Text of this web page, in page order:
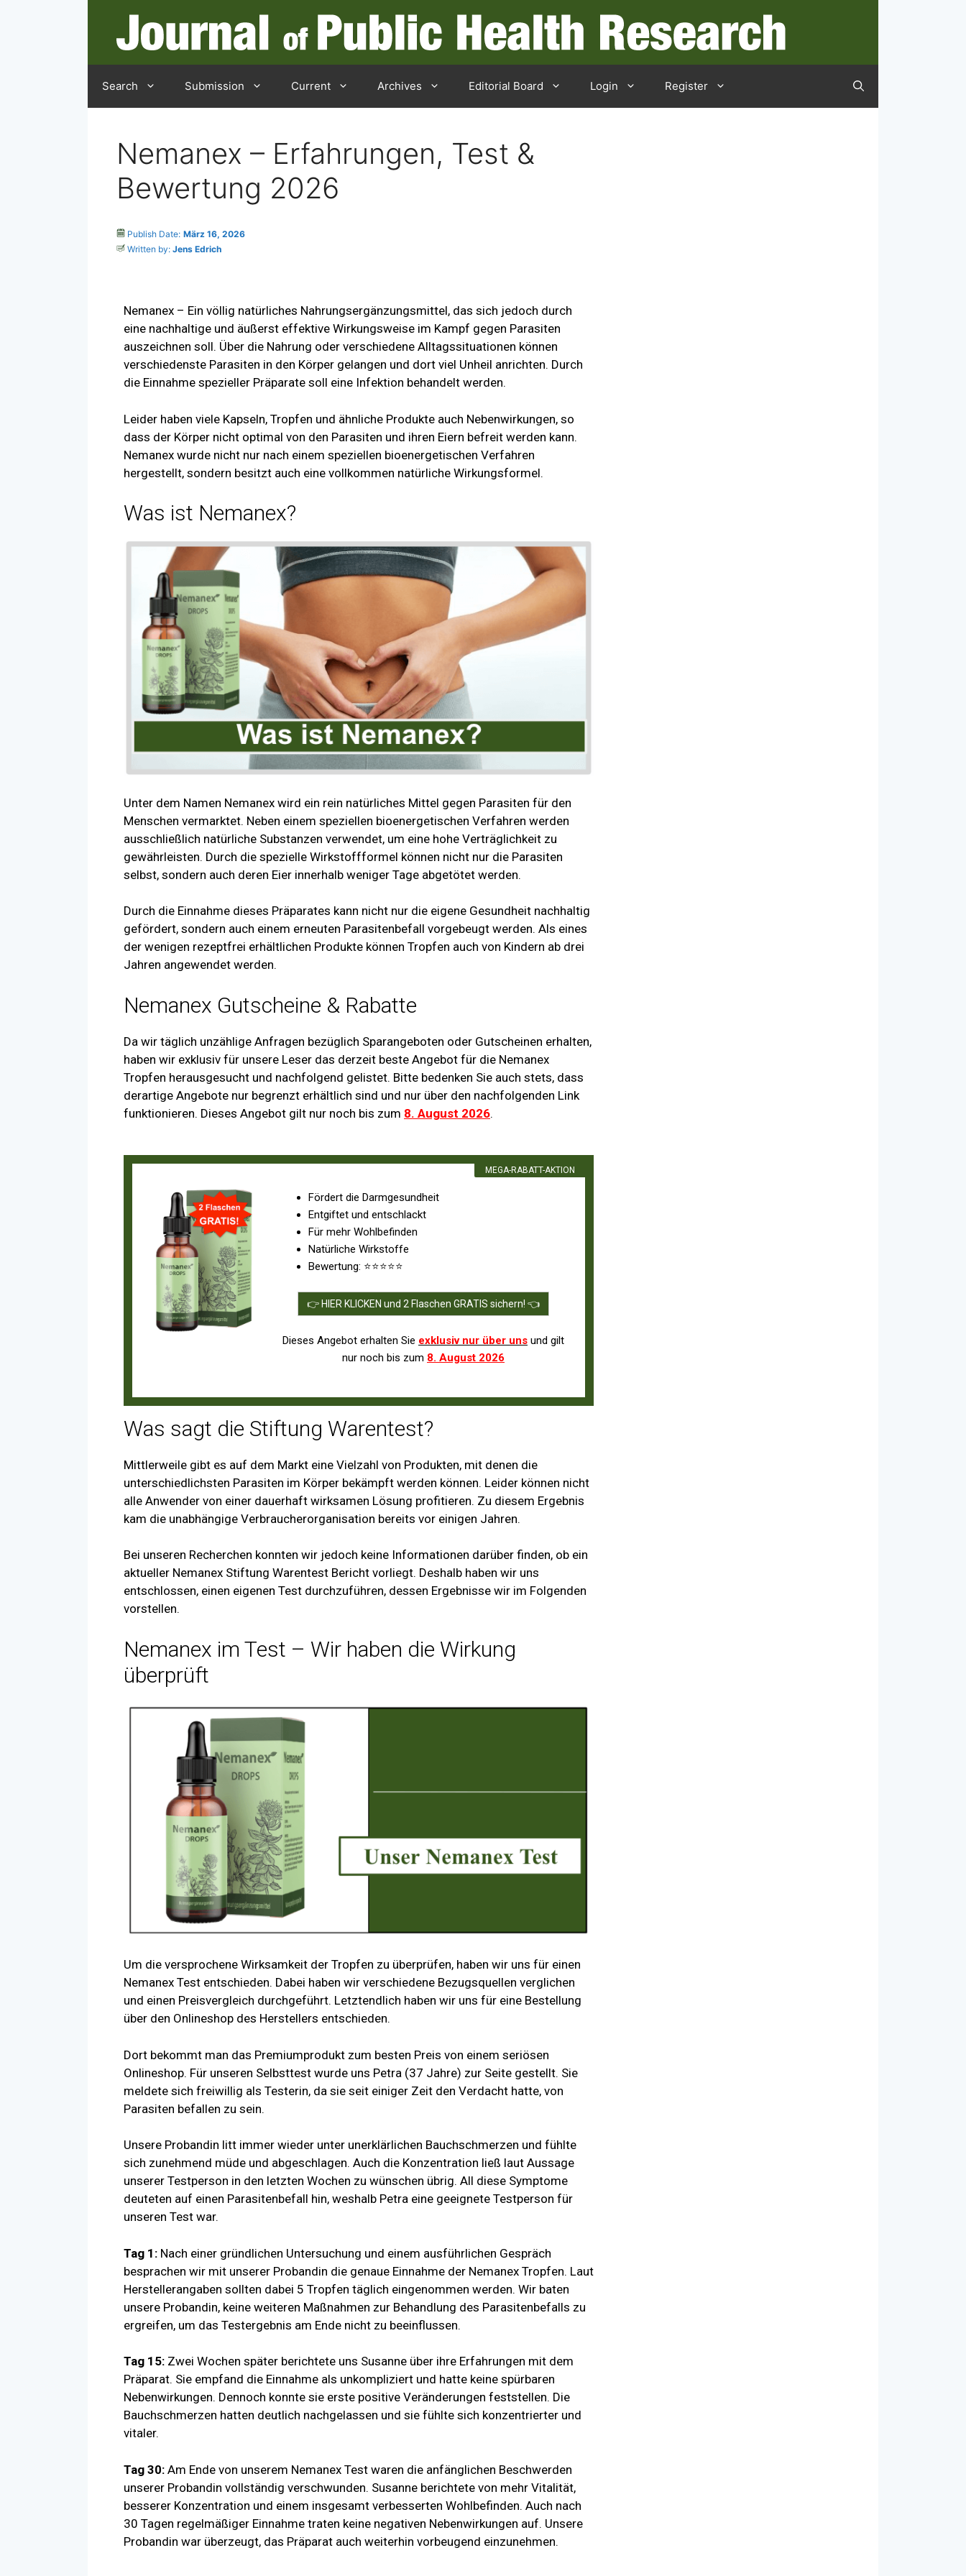
Search Submission Current Archives Editorial Board Login Register
Nemanex – Erfahrungen, Test &
Bewertung 2026
Publish Date: März 16, 2026
Written by: Jens Edrich
Nemanex – Ein völlig natürliches Nahrungsergänzungsmittel, das sich jedoch durch
eine nachhaltige und äußerst effektive Wirkungsweise im Kampf gegen Parasiten
auszeichnen soll. Über die Nahrung oder verschiedene Alltagssituationen können
verschiedenste Parasiten in den Körper gelangen und dort viel Unheil anrichten. Durch
die Einnahme spezieller Präparate soll eine Infektion behandelt werden.
Leider haben viele Kapseln, Tropfen und ähnliche Produkte auch Nebenwirkungen, so
dass der Körper nicht optimal von den Parasiten und ihren Eiern befreit werden kann.
Nemanex wurde nicht nur nach einem speziellen bioenergetischen Verfahren
hergestellt, sondern besitzt auch eine vollkommen natürliche Wirkungsformel.
Was ist Nemanex?
Unter dem Namen Nemanex wird ein rein natürliches Mittel gegen Parasiten für den
Menschen vermarktet. Neben einem speziellen bioenergetischen Verfahren werden
ausschließlich natürliche Substanzen verwendet, um eine hohe Verträglichkeit zu
gewährleisten. Durch die spezielle Wirkstoffformel können nicht nur die Parasiten
selbst, sondern auch deren Eier innerhalb weniger Tage abgetötet werden.
Durch die Einnahme dieses Präparates kann nicht nur die eigene Gesundheit nachhaltig
gefördert, sondern auch einem erneuten Parasitenbefall vorgebeugt werden. Als eines
der wenigen rezeptfrei erhältlichen Produkte können Tropfen auch von Kindern ab drei
Jahren angewendet werden.
Nemanex Gutscheine & Rabatte
Da wir täglich unzählige Anfragen bezüglich Sparangeboten oder Gutscheinen erhalten,
haben wir exklusiv für unsere Leser das derzeit beste Angebot für die Nemanex
Tropfen herausgesucht und nachfolgend gelistet. Bitte bedenken Sie auch stets, dass
derartige Angebote nur begrenzt erhältlich sind und nur über den nachfolgenden Link
funktionieren. Dieses Angebot gilt nur noch bis zum 8. August 2026.
MEGA-RABATT-AKTION
Fördert die Darmgesundheit
Entgiftet und entschlackt
Für mehr Wohlbefinden
Natürliche Wirkstoffe
Bewertung: ⭐⭐⭐⭐⭐
👉 HIER KLICKEN und 2 Flaschen GRATIS sichern! 👈
Dieses Angebot erhalten Sie exklusiv nur über uns und gilt
nur noch bis zum 8. August 2026
Was sagt die Stiftung Warentest?
Mittlerweile gibt es auf dem Markt eine Vielzahl von Produkten, mit denen die
unterschiedlichsten Parasiten im Körper bekämpft werden können. Leider können nicht
alle Anwender von einer dauerhaft wirksamen Lösung profitieren. Zu diesem Ergebnis
kam die unabhängige Verbraucherorganisation bereits vor einigen Jahren.
Bei unseren Recherchen konnten wir jedoch keine Informationen darüber finden, ob ein
aktueller Nemanex Stiftung Warentest Bericht vorliegt. Deshalb haben wir uns
entschlossen, einen eigenen Test durchzuführen, dessen Ergebnisse wir im Folgenden
vorstellen.
Nemanex im Test – Wir haben die Wirkung
überprüft
Um die versprochene Wirksamkeit der Tropfen zu überprüfen, haben wir uns für einen
Nemanex Test entschieden. Dabei haben wir verschiedene Bezugsquellen verglichen
und einen Preisvergleich durchgeführt. Letztendlich haben wir uns für eine Bestellung
über den Onlineshop des Herstellers entschieden.
Dort bekommt man das Premiumprodukt zum besten Preis von einem seriösen
Onlineshop. Für unseren Selbsttest wurde uns Petra (37 Jahre) zur Seite gestellt. Sie
meldete sich freiwillig als Testerin, da sie seit einiger Zeit den Verdacht hatte, von
Parasiten befallen zu sein.
Unsere Probandin litt immer wieder unter unerklärlichen Bauchschmerzen und fühlte
sich zunehmend müde und abgeschlagen. Auch die Konzentration ließ laut Aussage
unserer Testperson in den letzten Wochen zu wünschen übrig. All diese Symptome
deuteten auf einen Parasitenbefall hin, weshalb Petra eine geeignete Testperson für
unseren Test war.
Tag 1: Nach einer gründlichen Untersuchung und einem ausführlichen Gespräch
besprachen wir mit unserer Probandin die genaue Einnahme der Nemanex Tropfen. Laut
Herstellerangaben sollten dabei 5 Tropfen täglich eingenommen werden. Wir baten
unsere Probandin, keine weiteren Maßnahmen zur Behandlung des Parasitenbefalls zu
ergreifen, um das Testergebnis am Ende nicht zu beeinflussen.
Tag 15: Zwei Wochen später berichtete uns Susanne über ihre Erfahrungen mit dem
Präparat. Sie empfand die Einnahme als unkompliziert und hatte keine spürbaren
Nebenwirkungen. Dennoch konnte sie erste positive Veränderungen feststellen. Die
Bauchschmerzen hatten deutlich nachgelassen und sie fühlte sich konzentrierter und
vitaler.
Tag 30: Am Ende von unserem Nemanex Test waren die anfänglichen Beschwerden
unserer Probandin vollständig verschwunden. Susanne berichtete von mehr Vitalität,
besserer Konzentration und einem insgesamt verbesserten Wohlbefinden. Auch nach
30 Tagen regelmäßiger Einnahme traten keine negativen Nebenwirkungen auf. Unsere
Probandin war überzeugt, das Präparat auch weiterhin vorbeugend einzunehmen.